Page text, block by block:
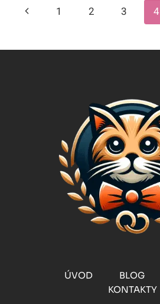
INOVACE
KRÁLOVSKÝ
Navigace
Předchozí
1 2 3 4
ÚVOD BLOG
KONTAKTY